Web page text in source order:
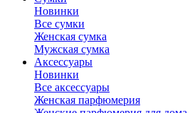
Новинки
Все сумки
Женская сумка
Мужская сумка
Аксессуары
Новинки
Все аксессуары
Женская парфюмерия